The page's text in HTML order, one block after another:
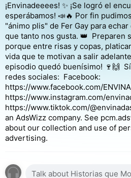
¡Envinadeeees! ✨ ¡Se logró el
esperábamos! 📣🔥 Por fin
"ánimo plis" de Fer Gay para
que tanto nos gusta. 👑 Preparen
porque entre risas y copas,
vida que te motivan a salir
episodio quedó buenísimo! 🍷🙌
redes sociales: Facebook:
https://www.facebook.com/
https://www.instagram.com/
https://www.tiktok.com/
an AdsWizz company. See
about our collection and use of
advertising.